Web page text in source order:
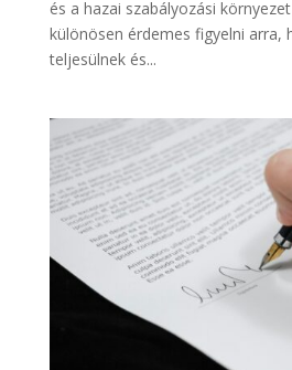
és a hazai szabályozási
különösen érdemes figyelni arra,
teljesülnek és...